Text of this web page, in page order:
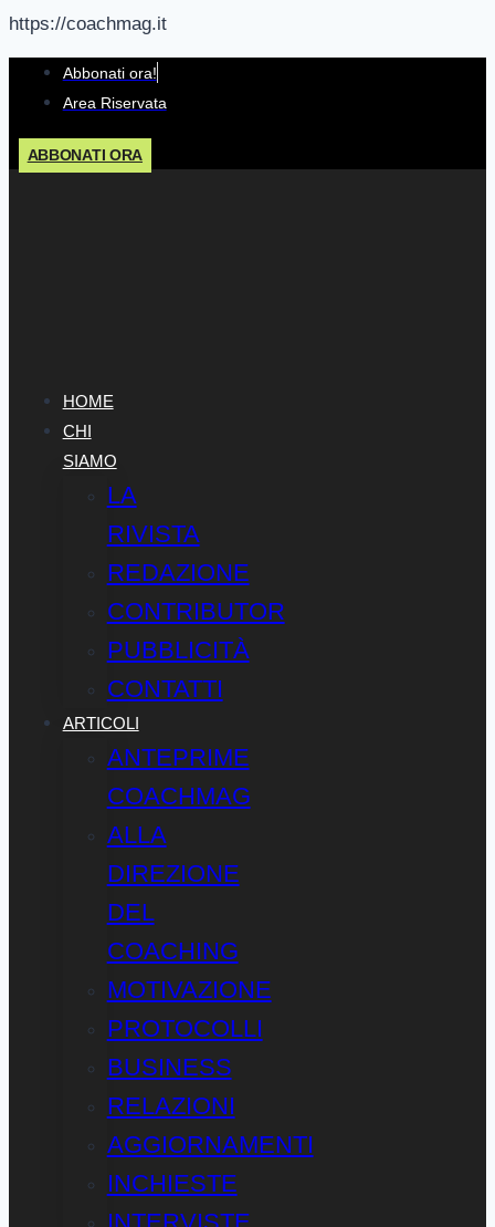
https://coachmag.it
Salta
contenuto
Abbonati ora!
Area Riservata
ABBONATI ORA
HOME
CHI
SIAMO
LA
RIVISTA
REDAZIONE
CONTRIBUTOR
PUBBLICITÀ
CONTATTI
ARTICOLI
ANTEPRIME
COACHMAG
ALLA
DIREZIONE
DEL
COACHING
MOTIVAZIONE
PROTOCOLLI
BUSINESS
RELAZIONI
AGGIORNAMENTI
INCHIESTE